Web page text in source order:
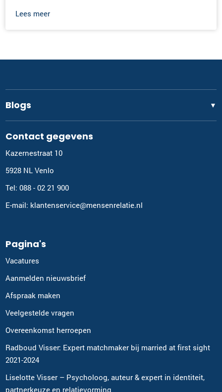
Lees meer
Blogs ▼
Contact gegevens
Kazernestraat 10
5928 NL Venlo
Tel: 088 - 02 21 900
E-mail: klantenservice@mensenrelatie.nl
Pagina's
Vacatures
Aanmelden nieuwsbrief
Afspraak maken
Veelgestelde vragen
Overeenkomst herroepen
Radboud Visser: Expert matchmaker bij married at first sight
2021-2024
Liselotte Visser – Psycholoog, auteur & expert in identiteit,
partnerkeuze en relatievorming